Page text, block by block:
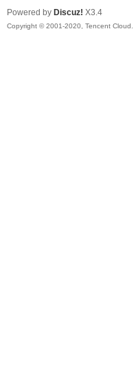
Powered by Discuz! X3.4
Copyright © 2001-2020, Tencent Cloud.